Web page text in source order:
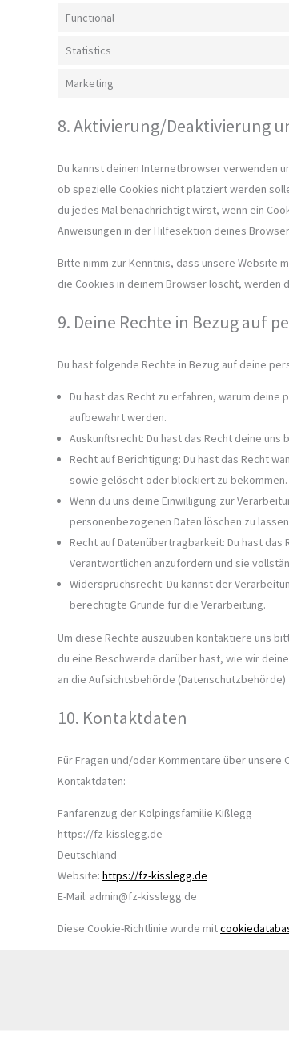
Functional
Statistics
Marketing
8. Aktivierung/Deaktivierung
Du kannst deinen Internetbrowser verwenden
ob spezielle Cookies nicht platziert werden
du jedes Mal benachrichtigt wirst, wenn ein
Anweisungen in der Hilfesektion deines
Bitte nimm zur Kenntnis, dass unsere Website
die Cookies in deinem Browser löscht, werden
9. Deine Rechte in Bezug auf
Du hast folgende Rechte in Bezug auf deine
Du hast das Recht zu erfahren, warum
aufbewahrt werden.
Auskunftsrecht: Du hast das Recht deine
Recht auf Berichtigung: Du hast das Recht
sowie gelöscht oder blockiert zu bekommen.
Wenn du uns deine Einwilligung zur
personenbezogenen Daten löschen zu
Recht auf Datenübertragbarkeit: Du hast
Verantwortlichen anzufordern und sie
Widerspruchsrecht: Du kannst der
berechtigte Gründe für die Verarbeitung.
Um diese Rechte auszuüben kontaktiere uns
du eine Beschwerde darüber hast, wie wir
an die Aufsichtsbehörde (Datenschutzbehörde)
10. Kontaktdaten
Für Fragen und/oder Kommentare über
Kontaktdaten:
Fanfarenzug der Kolpingsfamilie Kißlegg
https://fz-kisslegg.de
Deutschland
Website: https://fz-kisslegg.de
E-Mail: admin@fz-kisslegg.de
Diese Cookie-Richtlinie wurde mit